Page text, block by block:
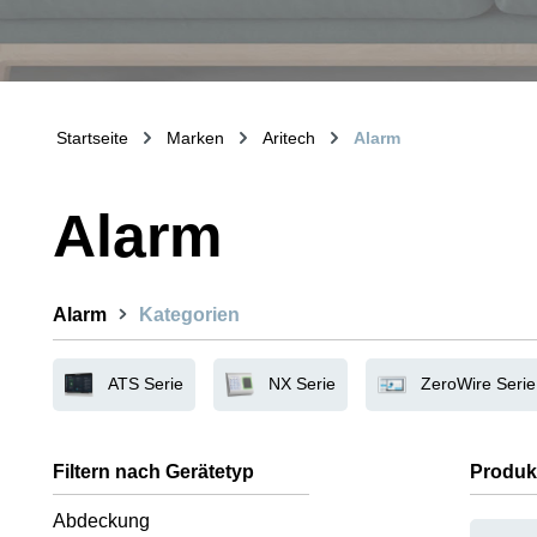
Startseite Marken Aritech Alarm
Alarm
Alarm Kategorien
ATS Serie NX Serie ZeroWire Serie
Filtern nach Gerätetyp
Abdeckung